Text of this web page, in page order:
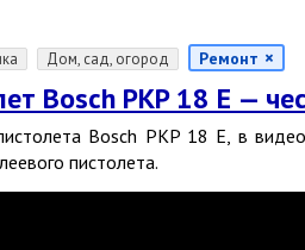
Дом, сад, огород Ремонт
Bosch PKP 18 Е —
Bosch PKP 18 E, в
пистолета.